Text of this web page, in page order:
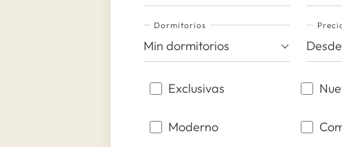
Dormitorios
Min dormitorios
Exclusivas
Moderno